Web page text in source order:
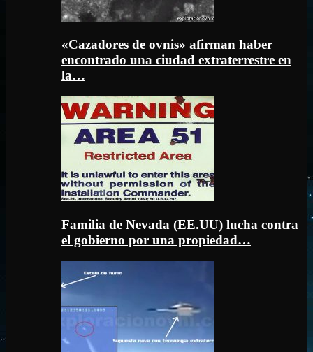
«Cazadores de ovnis» afirman haber
encontrado una ciudad extraterrestre en
la…
Familia de Nevada (EE.UU) lucha contra
el gobierno por una propiedad…